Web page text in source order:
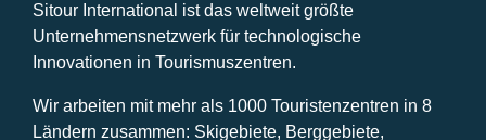
Sitour International ist das weltweit größte
Unternehmensnetzwerk für technologische
Innovationen in Tourismuszentren.
Wir arbeiten mit mehr als 1000 Touristenzentren in 8
Ländern zusammen: Skigebiete, Berggebiete,